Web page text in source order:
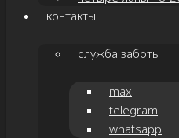
контакты
служба заботы
max
telegram
whatsapp